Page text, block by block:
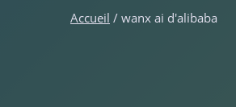
Accueil / wanx ai d'alibaba